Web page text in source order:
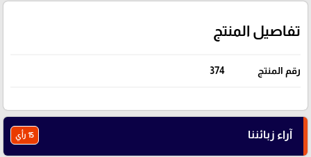
تفاصيل المنتج
رقم المنتج 374
آراء زبائننا 15 رأي